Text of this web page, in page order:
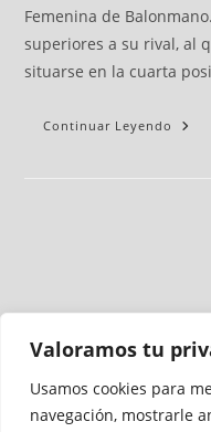
Valoramos tu
Usamos cookies para
navegación, mostrarle
Femenina de
superiores a su rival, al
situarse en la cuarta
Continuar Leyendo
Medio